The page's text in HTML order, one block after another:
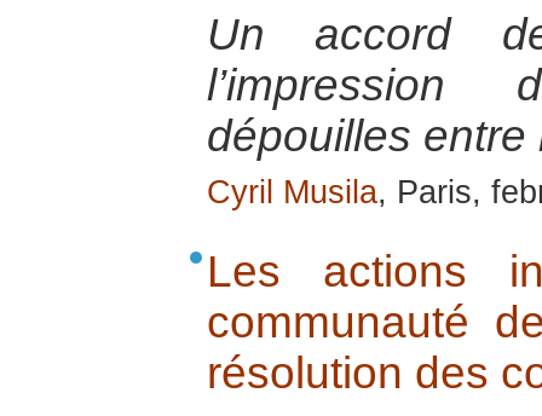
Un accord
l’impression
dépouilles
Cyril Musila, Paris,
Les actions
communauté
résolution des